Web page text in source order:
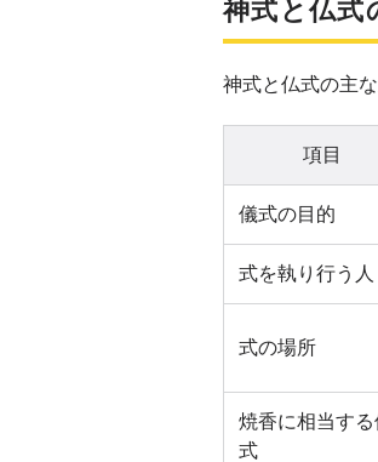
神式と仏式
神式と仏式の主
項目
儀式の目的
式を執り行う人
式の場所
焼香に相当する
式